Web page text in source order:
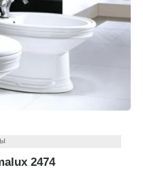
2474